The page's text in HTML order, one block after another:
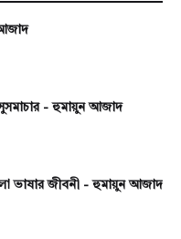
আজাদ
- হুমায়ুন আজাদ
ভাষার জীবনী - হুমায়ুন আজাদ